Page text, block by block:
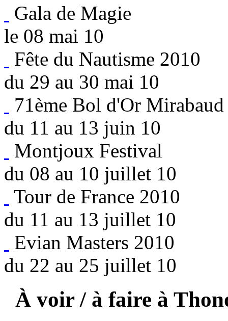
Gala de Magie
le 08 mai 10
Fête du Nautisme 2010
du 29 au 30 mai 10
71ème Bol d'Or Mirabaud
du 11 au 13 juin 10
Montjoux Festival
du 08 au 10 juillet 10
Tour de France 2010
du 11 au 13 juillet 10
Evian Masters 2010
du 22 au 25 juillet 10
À voir / à faire à